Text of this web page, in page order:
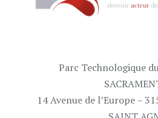
Parc Technologique
14 Avenue de l’Europe –